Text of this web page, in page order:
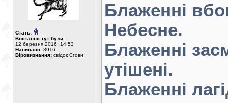
Стать:
Востаннє тут були:
12 березня 2016, 14:53
Написано: 3916
Віровизнання: свідок Єгови
Блаженні
Небесне.
Блаженні
утішені.
Блаженні